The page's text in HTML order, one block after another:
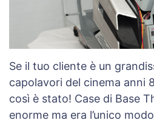
Se il tuo cliente è un
capolavori del cinema anni
così è stato! Case di Base
enorme ma era l’unico